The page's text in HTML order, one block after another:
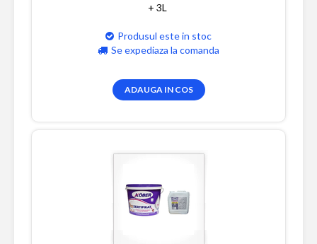
+ 3L
Produsul este in stoc
Se expediaza la comanda
ADAUGA IN COS